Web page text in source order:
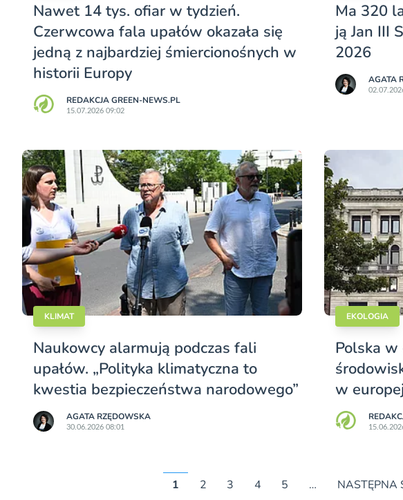
Nawet 14 tys. ofiar w tydzień.
Czerwcowa fala upałów okazała się
jedną z najbardziej śmiercionośnych w
historii Europy
REDAKCJA GREEN-NEWS.PL
15.07.2026 09:02
Ma 320
ją Jan III
2026
AGATA
KLIMAT
Naukowcy alarmują podczas fali
upałów. „Polityka klimatyczna to
kwestia bezpieczeństwa narodowego”
AGATA RZĘDOWSKA
30.06.2026 08:01
EKOLOGIA
Polska
w
1 2 3 4 5 … NASTĘPNA